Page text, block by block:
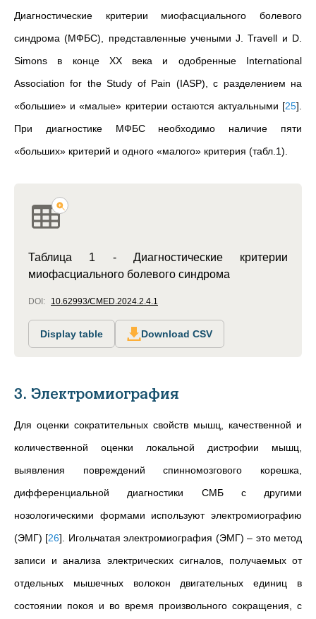
Диагностические критерии миофасциального болевого
синдрома (МФБС), представленные учеными J. Travell и D.
Simons в конце XX века и одобренные International
Association for the Study of Pain (IASP), с разделением на
«большие» и «малые» критерии остаются актуальными [25]
При диагностике МФБС необходимо наличие пяти
«больших» критерий и одного «малого» критерия (табл.1).
Таблица 1 - Диагностические критерии
миофасциального болевого синдрома
DOI: 10.62993/CMED.2024.2.4.1
Display table Download CSV
3. Электромиография
Для оценки сократительных свойств мышц, качественной и
количественной оценки локальной дистрофии мышц,
выявления повреждений спинномозгового корешка,
дифференциальной диагностики СМБ с другими
нозологическими формами используют электромиографию
(ЭМГ) [26] . Игольчатая электромиография (ЭМГ) – это метод
записи и анализа электрических сигналов, получаемых от
отдельных мышечных волокон двигательных единиц в
состоянии покоя и во время произвольного сокращения, с